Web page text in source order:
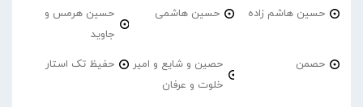
حسین هاشم زاده حسین هاشمی
حسین هرمس و
جاوید
حصمن
حصین و شایع و امیر
خلوت و عرفان
حفیظ تک استار